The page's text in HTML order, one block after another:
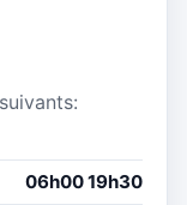
06h00 19h30